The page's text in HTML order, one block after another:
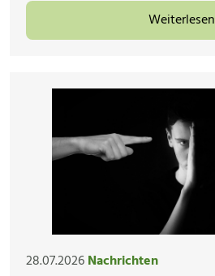
Weiterlesen
28.07.2026Nachrichten